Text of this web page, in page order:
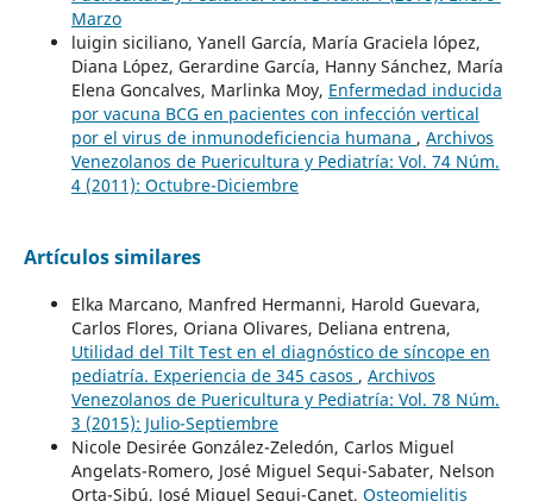
Marzo
luigin siciliano, Yanell García, María Graciela lópez,
Diana López, Gerardine García, Hanny Sánchez, María
Elena Goncalves, Marlinka Moy, Enfermedad inducida
por vacuna BCG en pacientes con infección vertical
por el virus de inmunodeficiencia humana , Archivos
Venezolanos de Puericultura y Pediatría: Vol. 74 Núm.
4 (2011): Octubre-Diciembre
Artículos similares
Elka Marcano, Manfred Hermanni, Harold Guevara,
Carlos Flores, Oriana Olivares, Deliana entrena,
Utilidad del Tilt Test en el diagnóstico de síncope en
pediatría. Experiencia de 345 casos , Archivos
Venezolanos de Puericultura y Pediatría: Vol. 78 Núm.
3 (2015): Julio-Septiembre
Nicole Desirée González-Zeledón, Carlos Miguel
Angelats-Romero, José Miguel Sequi-Sabater, Nelson
Orta-Sibú, José Miguel Sequi-Canet, Osteomielitis